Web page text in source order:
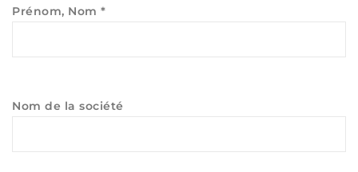
Prénom, Nom *
Nom de la société